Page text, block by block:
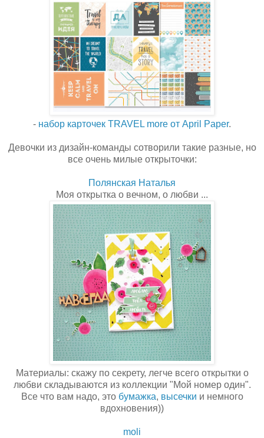
- набор карточек TRAVEL more от April Paper.
Девочки из дизайн-команды сотворили такие разные, но
все очень милые открыточки:
Полянская Наталья
Моя открытка о вечном, о любви ...
Материалы: скажу по секрету, легче всего открытки о
любви складываются из коллекции "Мой номер один".
Все что вам надо, это бумажка, высечки и немного
вдохновения))
moli